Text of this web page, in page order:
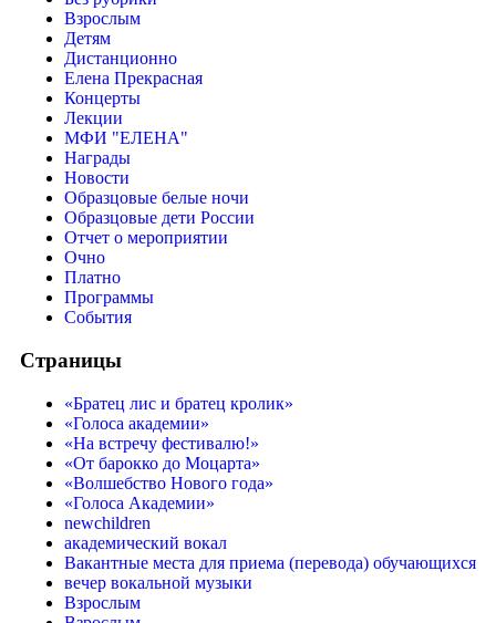
Взрослым
Детям
Дистанционно
Елена Прекрасная
Концерты
Лекции
МФИ "ЕЛЕНА"
Награды
Новости
Образцовые белые ночи
Образцовые дети России
Отчет о мероприятии
Очно
Платно
Программы
События
Страницы
«Братец лис и братец кролик»
«Голоса академии»
«На встречу фестивалю!»
«От барокко до Моцарта»
«Волшебство Нового года»
«Голоса Академии»
newchildren
академический вокал
Вакантные места для приема (перевода) обучающихся
вечер вокальной музыки
Взрослым